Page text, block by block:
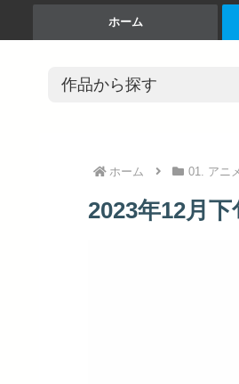
ホーム
ホーム 01. アニ
2023年12月